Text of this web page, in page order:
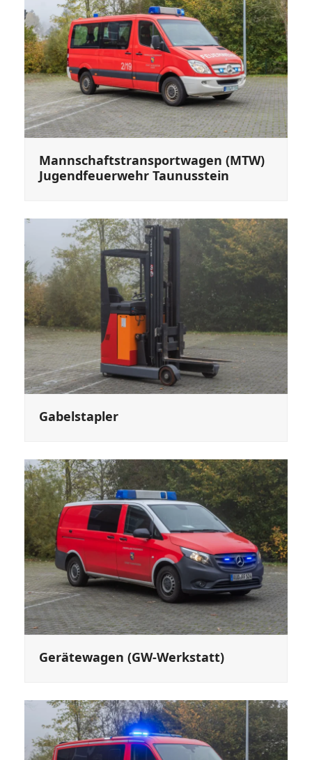
Mannschaftstransportwagen (MTW)
Jugendfeuerwehr Taunusstein
Gabelstapler
Gerätewagen (GW-Werkstatt)